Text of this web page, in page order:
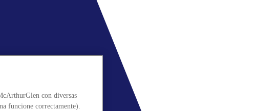
con diversas
funcione correctamente).